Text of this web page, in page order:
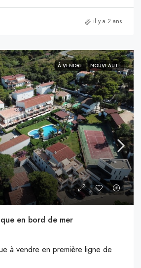
il y a 2 ans
À VENDRE NOUVEAUTÉ
en bord de mer
à vendre en première ligne de